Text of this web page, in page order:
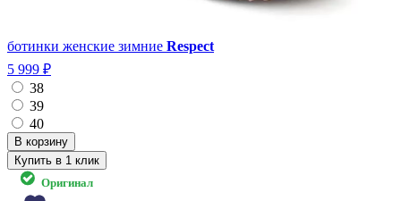
ботинки женские зимние Respect
5 999 ₽
38
39
40
Купить в 1 клик
Оригинал